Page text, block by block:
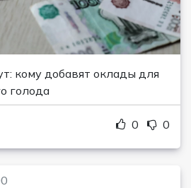
кому добавят оклады для
голода
0 0